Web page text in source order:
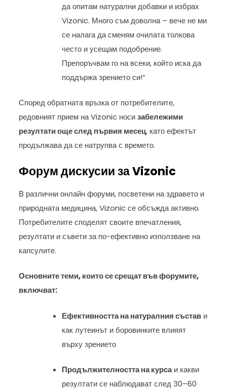
да опитам натурални добавки и избрах
Vizonic. Много съм доволна – вече не ми
се налага да сменям очилата толкова
често и усещам подобрение.
Препоръчвам го на всеки, който иска да
поддържа зрението си!“
Според обратната връзка от потребителите,
редовният прием на Vizonic носизабележими
резултати още след първия месец, като ефектът
продължава да се натрупва с времето.
Форум дискусии за Vizonic
В различни онлайн форуми, посветени на здравето и
природната медицина, Vizonic се обсъжда активно.
Потребителите споделят своите впечатления,
резултати и съвети за по-ефективно използване на
капсулите.
Основните теми, които се срещат във форумите,
включват:
Ефективността на натуралния състав и
как лутеинът и боровинките влияят
върху зрението
Продължителността на курсаи какви
резултати се наблюдават след 30–60